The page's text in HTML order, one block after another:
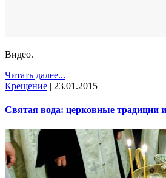
Видео.
Читать далее...
Крещение | 23.01.2015
Святая вода: церковные традиции